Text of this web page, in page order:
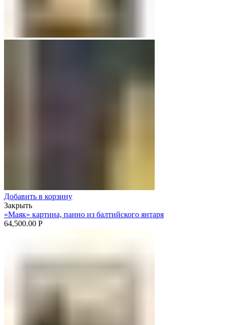
Добавить в корзину
Закрыть
«Маяк» картина, панно из балтийского янтаря
64,500.00 Р